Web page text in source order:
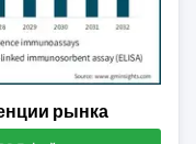
рынка